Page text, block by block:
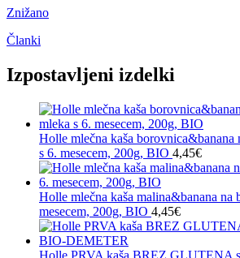
Znižano
Članki
Izpostavljeni izdelki
Holle mlečna kaša borovnica&banana
s 6. mesecem, 200g, BIO 4,45€
Holle mlečna kaša malina&banana na
mesecem, 200g, BIO 4,45€
Holle PRVA kaša BREZ GLUTENA s